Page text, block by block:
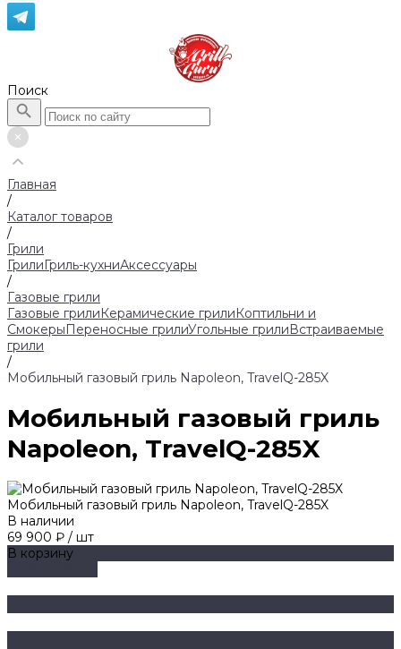
Поиск
Главная
/
Каталог товаров
/
Грили
ГрилиГриль-кухниАксессуары
/
Газовые грили
Газовые грилиКерамические грилиКоптильни и
СмокерыПереносные грилиУгольные грилиВстраиваемые
грили
/
Мобильный газовый гриль Napoleon, TravelQ-285X
Мобильный газовый гриль
Napoleon, TravelQ-285X
Мобильный газовый гриль Napoleon, TravelQ-285X
В наличии
69 900 ₽ / шт
В корзину